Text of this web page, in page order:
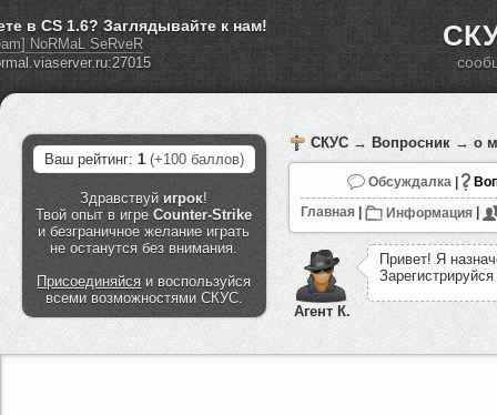
в CS 1.6? Заглядывайте к нам!
NoRMaL SeRveR
Ваш рейтинг: 1 (+100 баллов)
Здравствуй игрок!
Твой опыт в игреCounter-Strike
и безграничное желание играть
не останутся без внимания.
Присоединяйся и воспользуйся
всеми возможностями СКУС.
СКУС →Вопросник → о
Обсуждалка
Главная
Информация
Агент К.
Привет! Я назнач
Зарегистрируйся